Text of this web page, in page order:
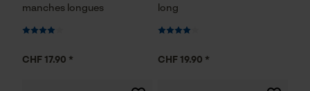
manches longues
CHF 17.90 *
long
CHF 19.90 *